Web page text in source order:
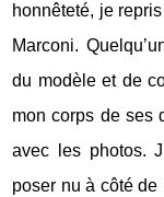
honnêteté, je
Marconi.
du modèle et de
mon corps de ses
avec les photos.
poser nu à côté